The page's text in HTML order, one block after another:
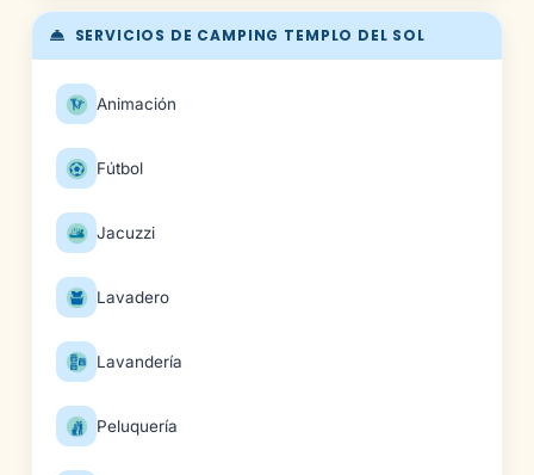
SERVICIOS DE CAMPING TEMPLO DEL SOL
Animación
Fútbol
Jacuzzi
Lavadero
Lavandería
Peluquería